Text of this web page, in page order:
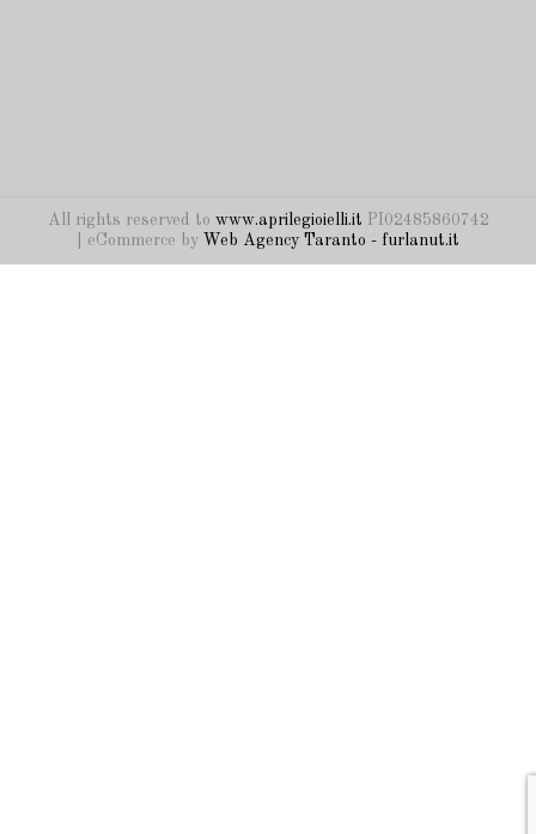
All rights reserved to www.aprilegioielli.it PI02485860742
| eCommerce by Web Agency Taranto - furlanut.it